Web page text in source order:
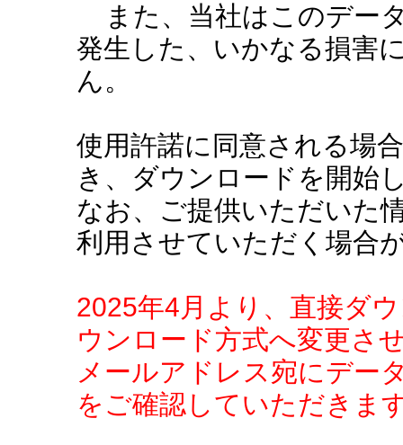
また、当社はこのデー
発生した、いかなる損害
ん。
使用許諾に同意される場
き、ダウンロードを開始
なお、ご提供いただいた
利用させていただく場合
2025年4月より、直接ダ
ウンロード方式へ変更さ
メールアドレス宛にデー
をご確認していただきま